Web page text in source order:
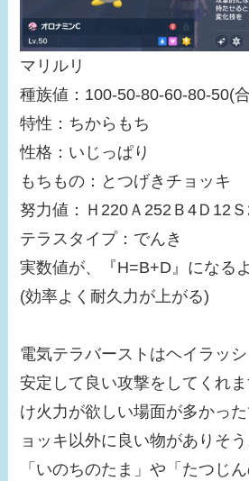
マリルリ
種族値：100-50-80-60-80-50(
特性：ちからもち
性格：いじっぱり
もちもの：とつげきチョッキ
努力値：Ｈ220Ａ252Ｂ4Ｄ12
テラスタイプ：でんき
実数値が、『H=B+D』になる
(効率よく耐久力が上がる)
電気テラバーストはヘイラッシ
安定して良い攻撃をしてくれ
け火力が欲しい場面が多かっ
ョッキ以外に良い物がありそう
「いのちのたま」や「たつじ